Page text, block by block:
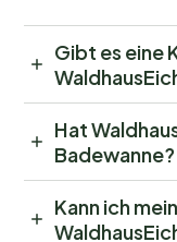
Gibt es eine
Hat
Badewanne?
Kann ich